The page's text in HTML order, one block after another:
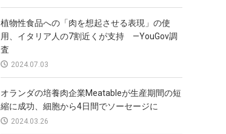
植物性食品への「肉を想起させる表現」の使
用、イタリア人の7割近くが支持 —YouGov調
査
2024.07.03
オランダの培養肉企業Meatableが生産期間の短
縮に成功、細胞から4日間でソーセージに
2024.03.26